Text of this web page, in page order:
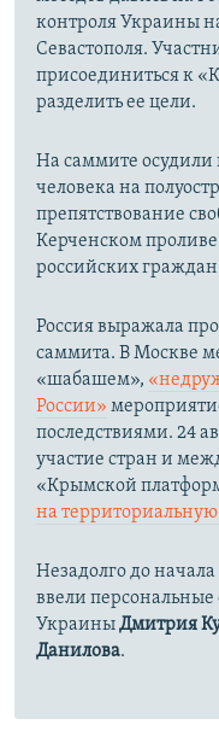
контроля Украины
Севастополя.
присоединиться к
разделить ее цели.
На саммите осудили
человека на
препятствование
Керченском
российских
Россия выражала
саммита. В Москве
«шабашем»,
России»
последствиями. 24
участие стран и
«Крымской
на территориальную
Незадолго до
ввели
УкраиныДмитрия
Данилова.